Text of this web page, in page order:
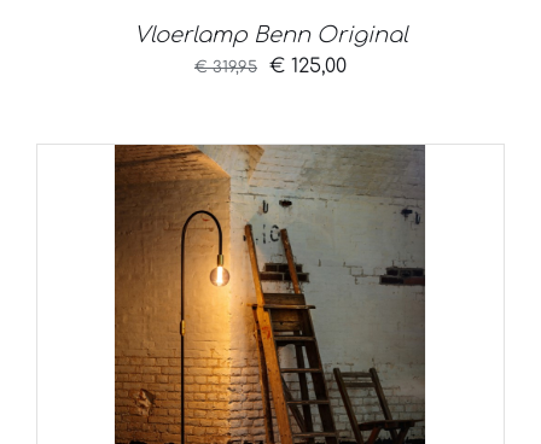
Vloerlamp Benn Original
€319,95
Oorspronkelijke
€ 319,95.
€ 125,00Huidige
€ 125,00.